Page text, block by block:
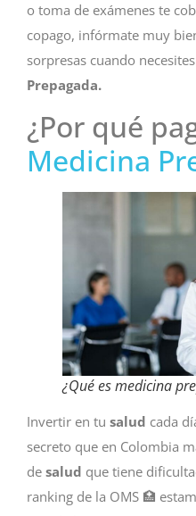
o toma de exámenes te
copago, infórmate muy
sorpresas cuando
Prepagada.
¿Por qué
Medicina
¿Qué es medicina
Invertir en tu salud cada
secreto que en Colombia
de salud que tiene
ranking de la OMS 🏥